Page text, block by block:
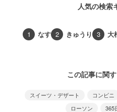
人気の検索
1 なす 2 きゅうり 3 大
この記事に関
スイーツ・デザート コンビニ
ローソン
365